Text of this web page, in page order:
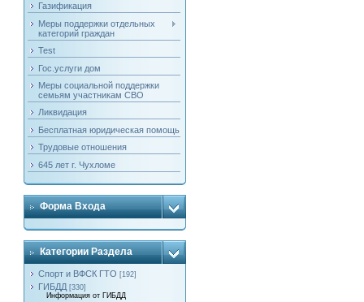
Газификация
Меры поддержки отдельных
категорий граждан
Test
Гос.услуги дом
Меры социальной поддержки
семьям участникам СВО
Ликвидация
Бесплатная юридическая помощь
Трудовые отношения
645 лет г. Чухломе
Форма Входа
Категории Раздела
Спорт и ВФСК ГТО [192]
ГИБДД [330]
Информация от ГИБДД